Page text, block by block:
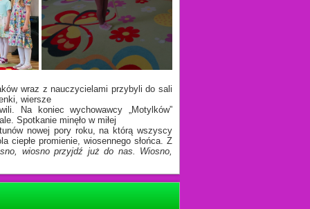
wraz z nauczycielami przybyli do sali
wiersze
Na koniec wychowawcy „Motylków”
Spotkanie minęło w miłej
nowej pory roku, na którą wszyscy
ciepłe promienie, wiosennego słońca. Z
wiosno przyjdź już do nas. Wiosno,